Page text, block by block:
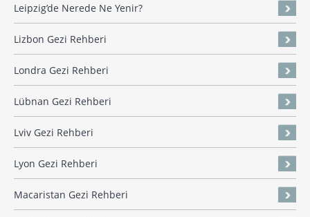
Leipzig’de Nerede Ne Yenir?
Lizbon Gezi Rehberi
Londra Gezi Rehberi
Lübnan Gezi Rehberi
Lviv Gezi Rehberi
Lyon Gezi Rehberi
Macaristan Gezi Rehberi